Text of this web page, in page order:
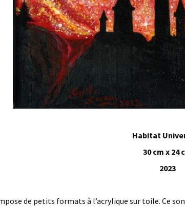
Habitat
30 cm x 24
2023
de petits formats à l’acrylique sur toile. Ce